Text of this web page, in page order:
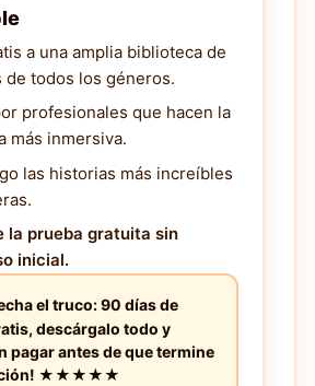
a una amplia biblioteca de
de todos los géneros.
profesionales que hacen la
más inmersiva.
las historias más increíbles
la prueba gratuita sin
inicial.
el truco: 90 días de
descárgalo todo y
pagar antes de que termine
★★★★★